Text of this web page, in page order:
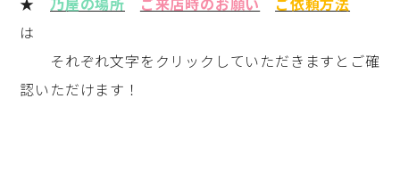
は
それぞれ文字をクリックしていただきますとご確
認いただけます！